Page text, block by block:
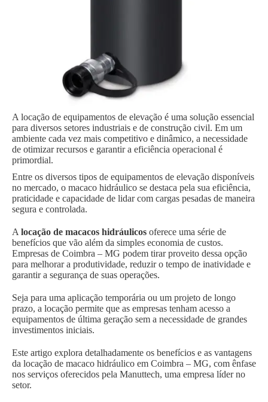
A locação de equipamentos de elevação é uma solução essencial
para diversos setores industriais e de construção civil. Em um
ambiente cada vez mais competitivo e dinâmico, a necessidade
de otimizar recursos e garantir a eficiência operacional é
primordial.
Entre os diversos tipos de equipamentos de elevação disponíveis
no mercado, o macaco hidráulico se destaca pela sua eficiência,
praticidade e capacidade de lidar com cargas pesadas de maneira
segura e controlada.
A locação de macacos hidráulicos oferece uma série de
benefícios que vão além da simples economia de custos.
Empresas de Coimbra – MG podem tirar proveito dessa opção
para melhorar a produtividade, reduzir o tempo de inatividade e
garantir a segurança de suas operações.
Seja para uma aplicação temporária ou um projeto de longo
prazo, a locação permite que as empresas tenham acesso a
equipamentos de última geração sem a necessidade de grandes
investimentos iniciais.
Este artigo explora detalhadamente os benefícios e as vantagens
da locação de macaco hidráulico em Coimbra – MG, com ênfase
nos serviços oferecidos pela Manuttech, uma empresa líder no
setor.